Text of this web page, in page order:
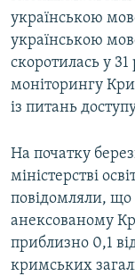
українською
українською
скоротилась у 31
моніторингу
із питань
На початку
міністерстві
повідомляли, що
анексованому
приблизно 0,1
кримських